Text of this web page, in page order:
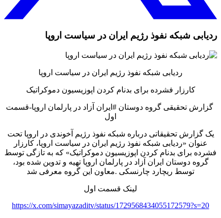
ردیابی شبکه نفوذ رژیم ایران در سیاست اروپا
ردیابی شبکه نفوذ رژیم ایران در سیاست اروپا
کارزار فشرده برای بدنام کردن اپوزیسیون دموکراتیک
گزارش تحقیقی گروه دوستان #ایران آزاد در پارلمان اروپا-قسمت
اول
یک گزارش تحقیقاتی درباره شبکه نفوذ رژیم آخوندی در اروپا تحت
عنوان «ردیابی شبکه نفوذ رژیم ایران در سیاست اروپا، کارزار
فشرده برای بدنام کردن اپوزیسیون دموکراتیک» که به تازگی توسط
گروه دوستان ایران آزاد در پارلمان اروپا تهیه و تدوین شده بود،
توسط ریچارد چارنسکی .معاون این گروه معرفی شد
لینک قسمت اول
https://x.com/simayazaditv/status/1729568434055172579?s=20